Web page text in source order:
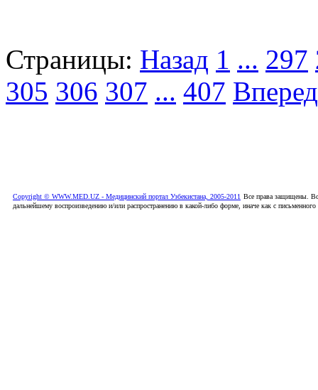
Страницы: Назад 1 ... 297
305 306 307 ... 407 Вперед
Copyright © WWW.MED.UZ - Медицинский портал Узбекистана, 2005-2011 Все права защищены.
дальнейшему воспроизведению и/или распространению в какой-либо форме, иначе как с